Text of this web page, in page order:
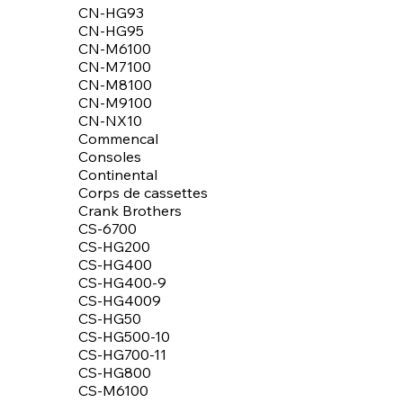
CN-HG93
CN-HG95
CN-M6100
CN-M7100
CN-M8100
CN-M9100
CN-NX10
Commencal
Consoles
Continental
Corps de cassettes
Crank Brothers
CS-6700
CS-HG200
CS-HG400
CS-HG400-9
CS-HG4009
CS-HG50
CS-HG500-10
CS-HG700-11
CS-HG800
CS-M6100